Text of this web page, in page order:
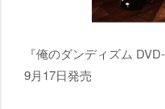
『俺のダンディズム DVD-
9月17日発売